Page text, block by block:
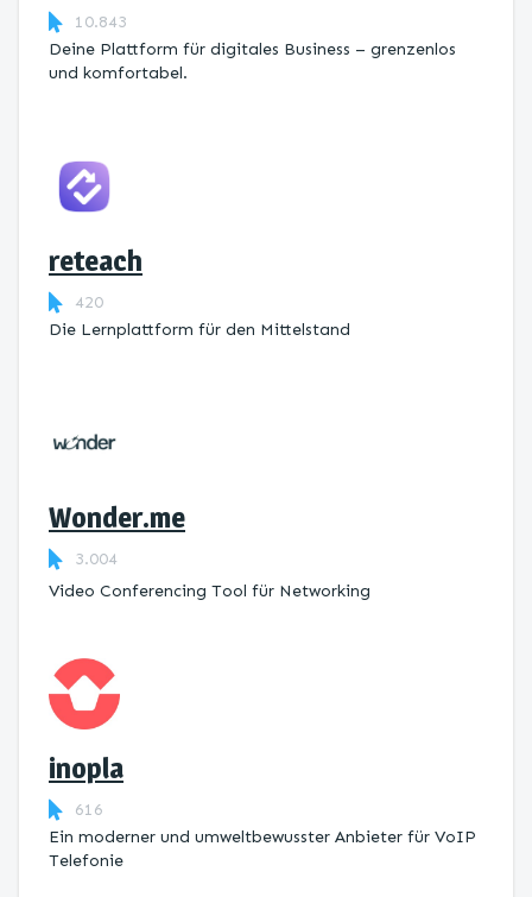
10.843
Deine Plattform für digitales Business – grenzenlos
und komfortabel.
reteach
420
Die Lernplattform ​für den Mittelstand
Wonder.me
3.004
Video Conferencing Tool für Networking
inopla
616
Ein moderner und umweltbewusster Anbieter für VoIP
Telefonie